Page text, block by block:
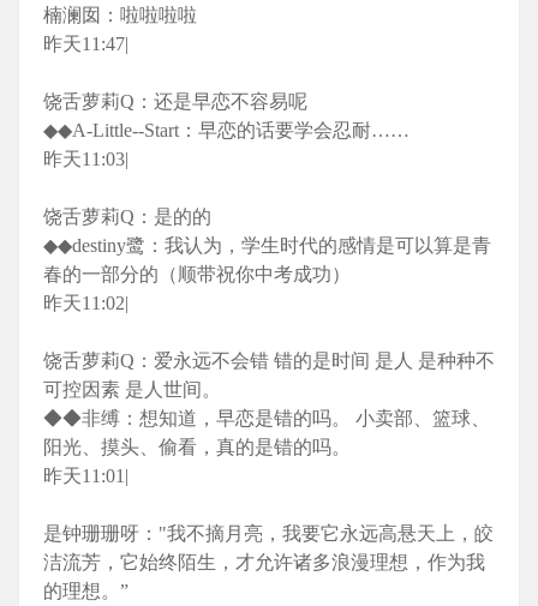
楠澜囡：啦啦啦啦
昨天11:47|
饶舌萝莉Q：还是早恋不容易呢
◆◆A-Little--Start：早恋的话要学会忍耐……
昨天11:03|
饶舌萝莉Q：是的的
◆◆destiny鹭：我认为，学生时代的感情是可以算是青
春的一部分的（顺带祝你中考成功）
昨天11:02|
饶舌萝莉Q：爱永远不会错 错的是时间 是人 是种种不
可控因素 是人世间。
◆◆非缚：想知道，早恋是错的吗。 小卖部、篮球、
阳光、摸头、偷看，真的是错的吗。
昨天11:01|
是钟珊珊呀："我不摘月亮，我要它永远高悬天上，皎
洁流芳，它始终陌生，才允许诸多浪漫理想，作为我
的理想。”